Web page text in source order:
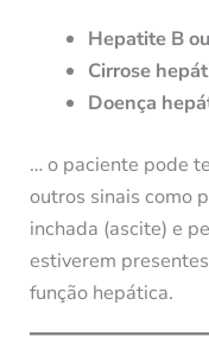
Hepatite B
Cirrose
Doença
… o paciente pode
outros sinais como
inchada (ascite) e
estiverem
função hepática.